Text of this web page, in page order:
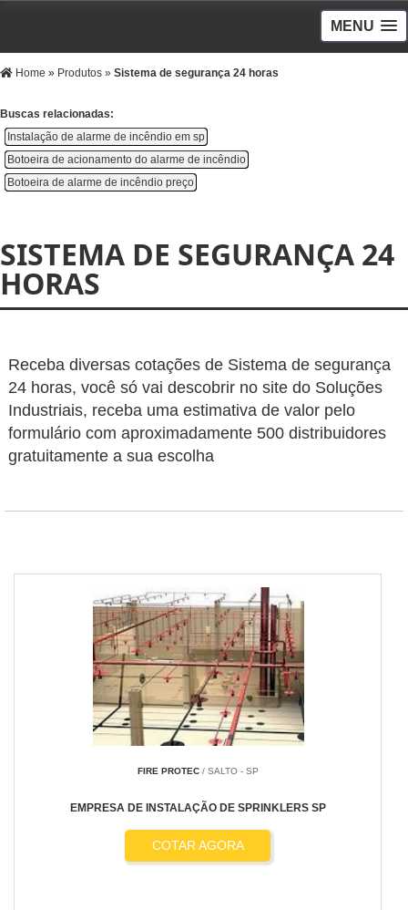
MENU
Home » Produtos » Sistema de segurança 24 horas
Buscas relacionadas:
Instalação de alarme de incêndio em sp
Botoeira de acionamento do alarme de incêndio
Botoeira de alarme de incêndio preço
SISTEMA DE SEGURANÇA 24
HORAS
Receba diversas cotações de Sistema de segurança
24 horas, você só vai descobrir no site do Soluções
Industriais, receba uma estimativa de valor pelo
formulário com aproximadamente 500 distribuidores
gratuitamente a sua escolha
FIRE PROTEC/ SALTO - SP
EMPRESA DE INSTALAÇÃO DE SPRINKLERS SP
COTAR AGORA